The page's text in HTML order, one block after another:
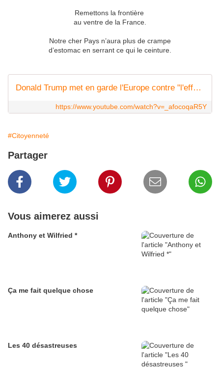
Remettons la frontière
au ventre de la France.
Notre cher Pays n’aura plus de crampe
d’estomac en serrant ce qui le ceinture.
Donald Trump met en garde l'Europe contre "l'effacement civilisationnel"
https://www.youtube.com/watch?v=_afocoqaR5Y
#Citoyenneté
Partager
Vous aimerez aussi
Anthony et Wilfried *
Ça me fait quelque chose
Les 40 désastreuses